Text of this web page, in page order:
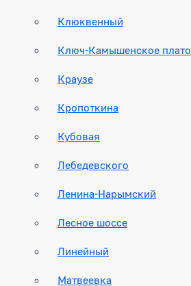
Клюквенный
Ключ-Камышенское плато
Краузе
Кропоткина
Кубовая
Лебедевского
Ленина-Нарымский
Лесное шоссе
Линейный
Матвеевка